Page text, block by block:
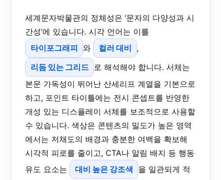
세계문자박물관의 정체성은 ‘문자의 다양성과 시
간성’에 있습니다. 시각 언어는 이를
타이포그래피
와 컬러 대비
,
리듬 있는 그리드 로 해석해야 합니다. 서체는
본문 가독성이 뛰어난 산세리프 계열을 기본으로
하고, 포인트 타이틀에는 전시 콘셉트를 반영한
개성 있는 디스플레이 서체를 보조적으로 사용할
수 있습니다. 색상은 콘텐츠의 밀도가 높은 영역
에서는 저채도의 배경과 충분한 여백을 확보해
시각적 피로를 줄이고, CTA나 알림 배지 등 행동
유도 요소는
대비 높은 강조색
을 일관되게 적